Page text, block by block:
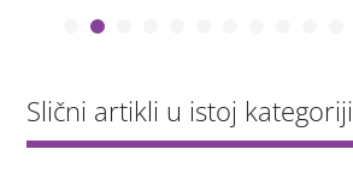
Slični artikli u istoj kategoriji